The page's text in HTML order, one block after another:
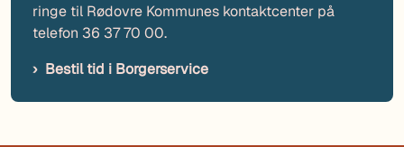
ringe til Rødovre Kommunes kontaktcenter på
telefon 36 37 70 00.
Bestil tid i Borgerservice